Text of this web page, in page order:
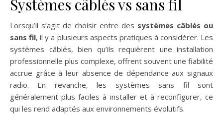
Systèmes câblés vs sans fil
Lorsqu’il s’agit de choisir entre des systèmes câblés ou
sans fil, il y a plusieurs aspects pratiques à considérer. Les
systèmes câblés, bien qu’ils requièrent une installation
professionnelle plus complexe, offrent souvent une fiabilité
accrue grâce à leur absence de dépendance aux signaux
radio. En revanche, les systèmes sans fil sont
généralement plus faciles à installer et à reconfigurer, ce
qui les rend adaptés aux environnements évolutifs.